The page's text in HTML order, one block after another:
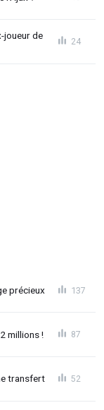
joueur de
24
précieux 137
millions ! 87
transfert 52